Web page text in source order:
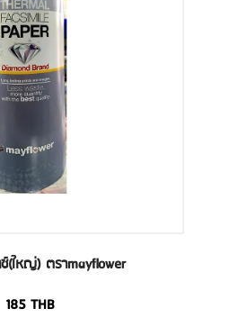
(ใหญ่) ตราmayflower
185 THB